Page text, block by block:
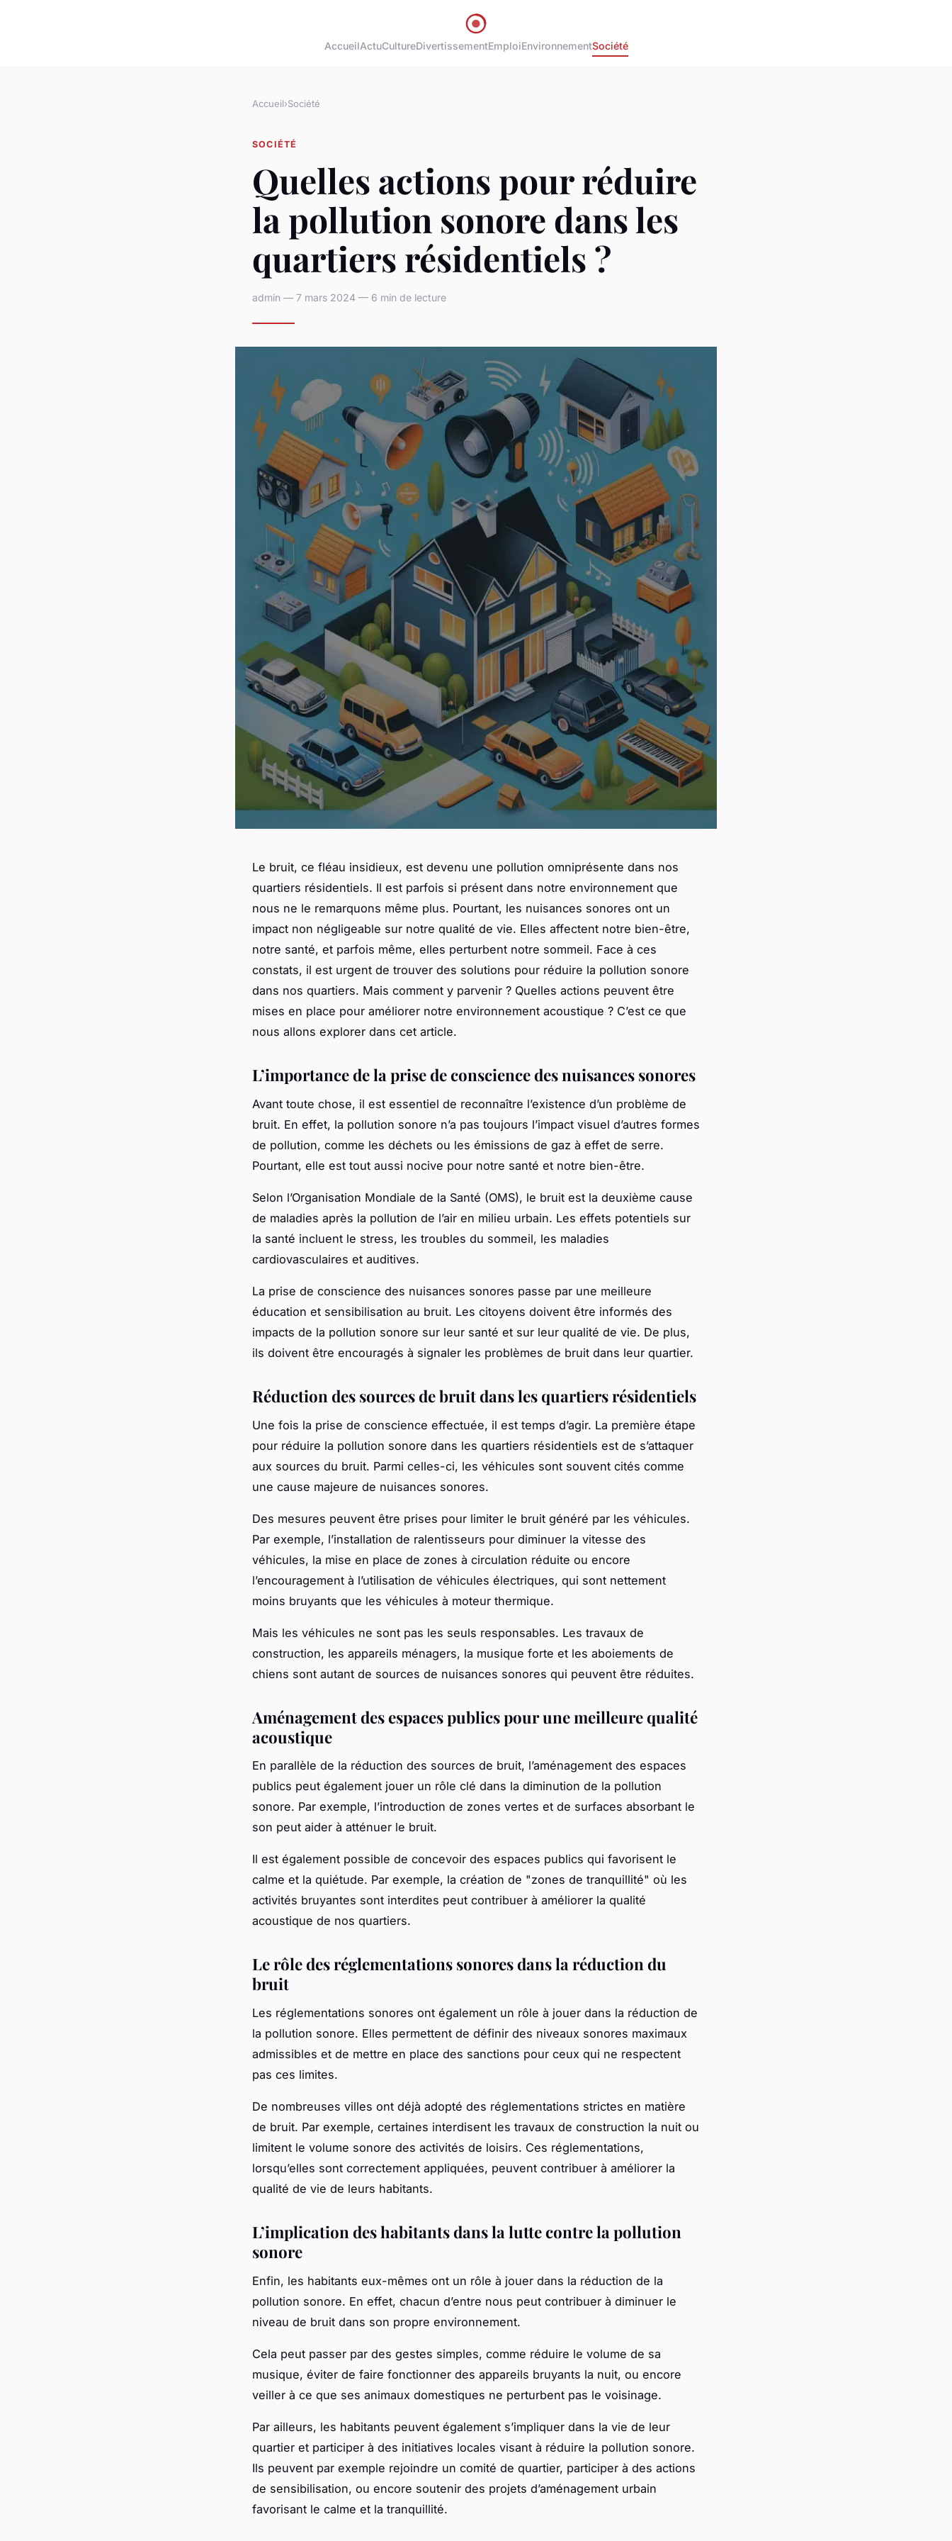
AccueilActuCultureDivertissementEmploiEnvironnementSociété
Accueil›Société
SOCIÉTÉ
Quelles actions pour réduire
la pollution sonore dans les
quartiers résidentiels ?
admin — 7 mars 2024 — 6 min de lecture
Le bruit, ce fléau insidieux, est devenu une pollution omniprésente dans nos
quartiers résidentiels. Il est parfois si présent dans notre environnement que
nous ne le remarquons même plus. Pourtant, les nuisances sonores ont un
impact non négligeable sur notre qualité de vie. Elles affectent notre bien-être,
notre santé, et parfois même, elles perturbent notre sommeil. Face à ces
constats, il est urgent de trouver des solutions pour réduire la pollution sonore
dans nos quartiers. Mais comment y parvenir ? Quelles actions peuvent être
mises en place pour améliorer notre environnement acoustique ? C’est ce que
nous allons explorer dans cet article.
L’importance de la prise de conscience des nuisances sonores
Avant toute chose, il est essentiel de reconnaître l’existence d’un problème de
bruit. En effet, la pollution sonore n’a pas toujours l’impact visuel d’autres formes
de pollution, comme les déchets ou les émissions de gaz à effet de serre.
Pourtant, elle est tout aussi nocive pour notre santé et notre bien-être.
Selon l’Organisation Mondiale de la Santé (OMS), le bruit est la deuxième cause
de maladies après la pollution de l’air en milieu urbain. Les effets potentiels sur
la santé incluent le stress, les troubles du sommeil, les maladies
cardiovasculaires et auditives.
La prise de conscience des nuisances sonores passe par une meilleure
éducation et sensibilisation au bruit. Les citoyens doivent être informés des
impacts de la pollution sonore sur leur santé et sur leur qualité de vie. De plus,
ils doivent être encouragés à signaler les problèmes de bruit dans leur quartier.
Réduction des sources de bruit dans les quartiers résidentiels
Une fois la prise de conscience effectuée, il est temps d’agir. La première étape
pour réduire la pollution sonore dans les quartiers résidentiels est de s’attaquer
aux sources du bruit. Parmi celles-ci, les véhicules sont souvent cités comme
une cause majeure de nuisances sonores.
Des mesures peuvent être prises pour limiter le bruit généré par les véhicules.
Par exemple, l’installation de ralentisseurs pour diminuer la vitesse des
véhicules, la mise en place de zones à circulation réduite ou encore
l’encouragement à l’utilisation de véhicules électriques, qui sont nettement
moins bruyants que les véhicules à moteur thermique.
Mais les véhicules ne sont pas les seuls responsables. Les travaux de
construction, les appareils ménagers, la musique forte et les aboiements de
chiens sont autant de sources de nuisances sonores qui peuvent être réduites.
Aménagement des espaces publics pour une meilleure qualité
acoustique
En parallèle de la réduction des sources de bruit, l’aménagement des espaces
publics peut également jouer un rôle clé dans la diminution de la pollution
sonore. Par exemple, l’introduction de zones vertes et de surfaces absorbant le
son peut aider à atténuer le bruit.
Il est également possible de concevoir des espaces publics qui favorisent le
calme et la quiétude. Par exemple, la création de "zones de tranquillité" où les
activités bruyantes sont interdites peut contribuer à améliorer la qualité
acoustique de nos quartiers.
Le rôle des réglementations sonores dans la réduction du
bruit
Les réglementations sonores ont également un rôle à jouer dans la réduction de
la pollution sonore. Elles permettent de définir des niveaux sonores maximaux
admissibles et de mettre en place des sanctions pour ceux qui ne respectent
pas ces limites.
De nombreuses villes ont déjà adopté des réglementations strictes en matière
de bruit. Par exemple, certaines interdisent les travaux de construction la nuit ou
limitent le volume sonore des activités de loisirs. Ces réglementations,
lorsqu’elles sont correctement appliquées, peuvent contribuer à améliorer la
qualité de vie de leurs habitants.
L’implication des habitants dans la lutte contre la pollution
sonore
Enfin, les habitants eux-mêmes ont un rôle à jouer dans la réduction de la
pollution sonore. En effet, chacun d’entre nous peut contribuer à diminuer le
niveau de bruit dans son propre environnement.
Cela peut passer par des gestes simples, comme réduire le volume de sa
musique, éviter de faire fonctionner des appareils bruyants la nuit, ou encore
veiller à ce que ses animaux domestiques ne perturbent pas le voisinage.
Par ailleurs, les habitants peuvent également s’impliquer dans la vie de leur
quartier et participer à des initiatives locales visant à réduire la pollution sonore.
Ils peuvent par exemple rejoindre un comité de quartier, participer à des actions
de sensibilisation, ou encore soutenir des projets d’aménagement urbain
favorisant le calme et la tranquillité.